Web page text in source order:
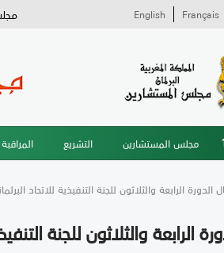
Français
English
مجلس المستشارين التشريع
الرابعة والثلاثون للجنة التنفيذية للاتحاد
الرابعة والثلاثون للجنة